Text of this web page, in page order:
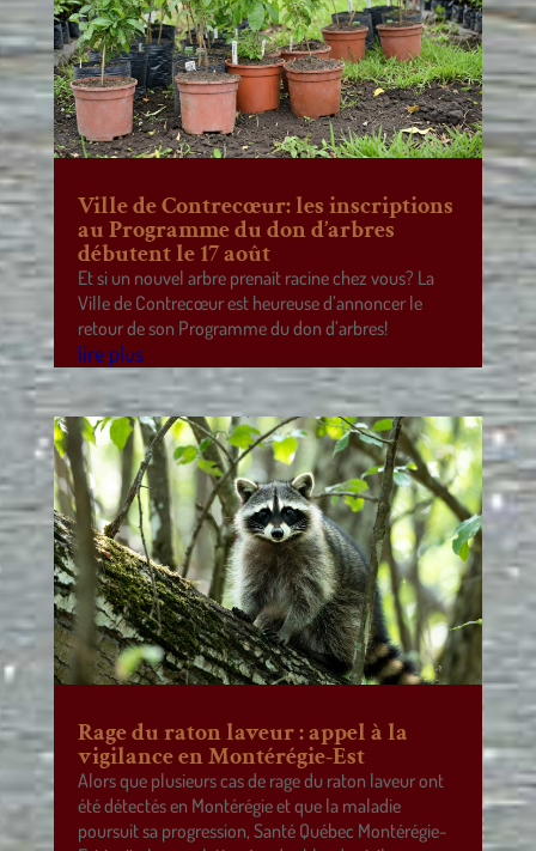
Ville de Contrecœur: les inscriptions
au Programme du don d’arbres
débutent le 17 août
Et si un nouvel arbre prenait racine chez vous? La
Ville de Contrecœur est heureuse d’annoncer le
retour de son Programme du don d’arbres!
lire plus
Rage du raton laveur : appel à la
vigilance en Montérégie-Est
Alors que plusieurs cas de rage du raton laveur ont
été détectés en Montérégie et que la maladie
poursuit sa progression, Santé Québec Montérégie-